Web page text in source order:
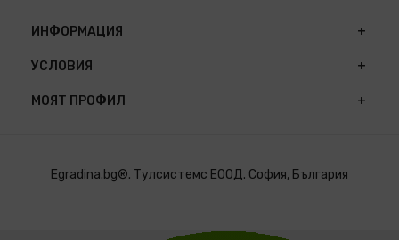
ИНФОРМАЦИЯ
УСЛОВИЯ
МОЯТ ПРОФИЛ
Egradina.bg®. Тулсистемс ЕООД. София, България